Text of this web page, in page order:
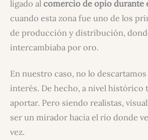
ligado al comercio de opio durante
cuando esta zona fue uno de los
de producción y distribución,
intercambiaba por oro.
En nuestro caso, no lo
interés. De hecho, a nivel histórico
aportar. Pero siendo realistas,
ser un mirador hacia el río donde
vez.